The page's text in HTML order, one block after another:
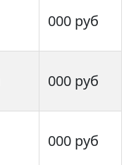
000 руб
000 руб
000 руб